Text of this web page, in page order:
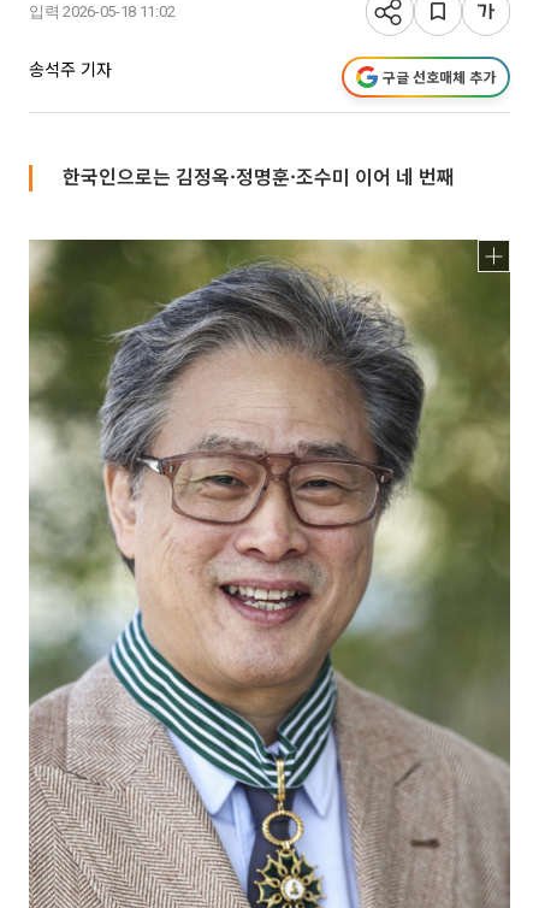
입력 2026-05-18 11:02
송석주 기자 구글 선호매체 추가
한국인으로는 김정옥·정명훈·조수미 이어 네 번째